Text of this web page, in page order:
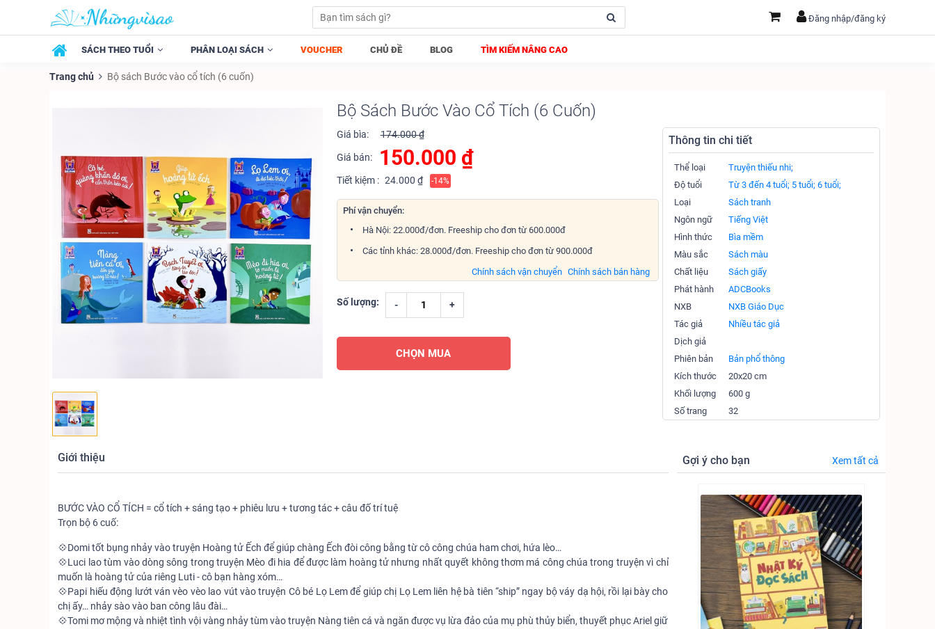
Đăng nhập/đăng ký
SÁCH THEO TUỔI PHÂN LOẠI SÁCH VOUCHER CHỦ ĐỀ BLOG TÌM KIẾM NÂNG CAO
Trang chủ Bộ sách Bước vào cổ tích (6 cuốn)
Bộ Sách Bước Vào Cổ Tích (6 Cuốn)
Giá bìa: 174.000 ₫
Giá bán: 150.000 ₫
Tiết kiệm : 24.000 ₫ -14%
Phí vận chuyển:
Hà Nội: 22.000đ/đơn. Freeship cho đơn từ 600.000đ
Các tỉnh khác: 28.000đ/đơn. Freeship cho đơn từ 900.000đ
Chính sách bán hàng
Chính sách vận chuyển
Số lượng: - +
CHỌN MUA
Thông tin chi tiết
Thể loại
Truyện thiếu nhi;
Độ tuổi
Từ 3 đến 4 tuổi; 5 tuổi; 6 tuổi;
Loại
Sách tranh
Ngôn ngữ
Tiếng Việt
Hình thức
Bìa mềm
Màu sắc
Sách màu
Chất liệu
Sách giấy
Phát hành
ADCBooks
NXB
NXB Giáo Dục
Tác giả
Nhiều tác giả
Dịch giả
Phiên bản
Bản phổ thông
Kích thước
20x20 cm
Khối lượng
600 g
Số trang
32
Giới thiệu
BƯỚC VÀO CỔ TÍCH = cổ tích + sáng tạo + phiêu lưu + tương tác + câu đố trí tuệ
Trọn bộ 6 cuố:
💠Domi tốt bụng nhảy vào truyện Hoàng tử Ếch để giúp chàng Ếch đòi công bằng từ cô công chúa ham chơi, hứa lèo…
💠Luci lao tùm vào dòng sông trong truyện Mèo đi hia để được làm hoàng tử nhưng nhất quyết không thơm má công chúa trong truyện vì chỉ
muốn là hoàng tử của riêng Luti - cô bạn hàng xóm…
💠Papi hiếu động lướt ván vèo vèo lao vút vào truyện Cô bé Lọ Lem để giúp chị Lọ Lem liên hệ bà tiên “ship” ngay bộ váy dạ hội, rồi lại bày cho
chị ấy… nhảy sào vào ban công lâu đài…
💠Tomi mơ mộng và nhiệt tình vội vàng nhảy tùm vào truyện Nàng tiên cá và ngăn được vụ lừa đảo của mụ phù thủy biển, thuyết phục Ariel giữ
Gợi ý cho bạn Xem tất cả